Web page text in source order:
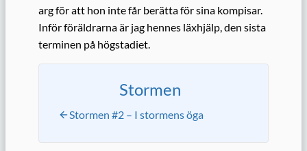
arg för att hon inte får berätta för sina kompisar.
Inför föräldrarna är jag hennes läxhjälp, den sista
terminen på högstadiet.
Stormen
Stormen #2 – I stormens öga